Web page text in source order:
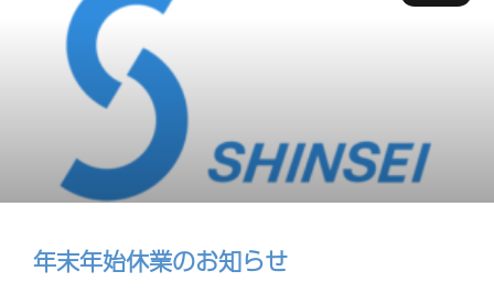
年末年始休業のお知らせ